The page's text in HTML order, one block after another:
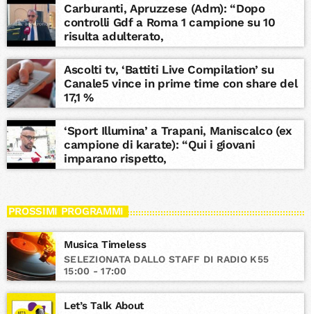
Carburanti, Apruzzese (Adm): “Dopo
controlli Gdf a Roma 1 campione su 10
risulta adulterato,
Ascolti tv, ‘Battiti Live Compilation’ su
Canale5 vince in prime time con share del
17,1 %
‘Sport Illumina’ a Trapani, Maniscalco (ex
campione di karate): “Qui i giovani
imparano rispetto,
PROSSIMI PROGRAMMI
Musica Timeless
SELEZIONATA DALLO STAFF DI RADIO K55
15:00 - 17:00
Let’s Talk About